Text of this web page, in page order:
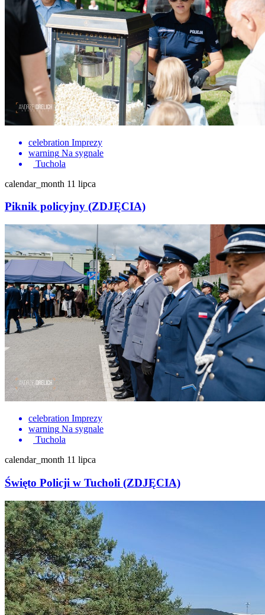
celebration Imprezy
warning Na sygnale
Tuchola
calendar_month 11 lipca
Piknik policyjny (ZDJĘCIA)
celebration Imprezy
warning Na sygnale
Tuchola
calendar_month 11 lipca
Święto Policji w Tucholi (ZDJĘCIA)